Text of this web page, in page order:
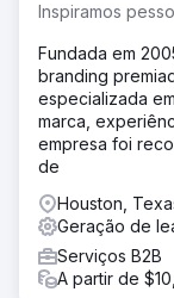
Inspiramos
Fundada em
branding
especializada
marca,
empresa foi
de
Houston,
Geração de
Serviços B2B
A partir de